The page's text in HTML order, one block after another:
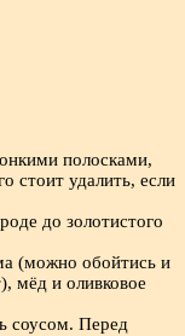
полосками,
стоит удалить, если
до золотистого
(можно обойтись и
мёд и оливковое
соусом. Перед